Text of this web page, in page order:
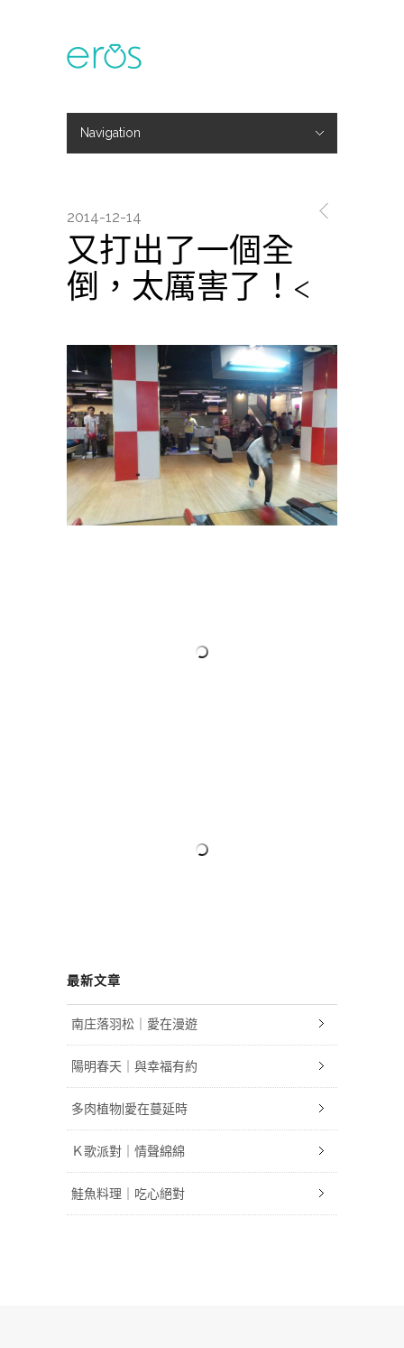
Navigation
2014-12-14
又打出了一個全
倒，太厲害了！<
最新文章
南庄落羽松｜愛在漫遊
陽明春天｜與幸福有約
多肉植物|愛在蔓延時
Ｋ歌派對｜情聲綿綿
鮭魚料理｜吃心絕對